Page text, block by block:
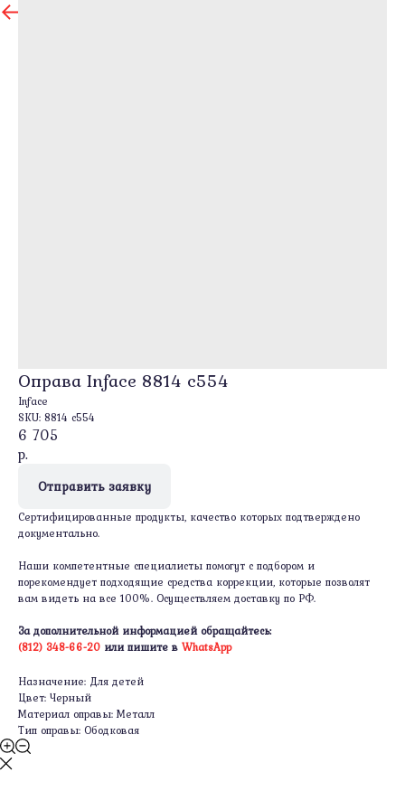
назад
Оправа Inface 8814 c554
Inface
SKU: 8814 c554
6 705
р.
Отправить заявку
Сертифицированные продукты, качество которых подтверждено
документально.
Наши компетентные специалисты помогут с подбором и
порекомендует подходящие средства коррекции, которые позволят
вам видеть на все 100%. Осуществляем доставку по РФ.
За дополнительной информацией обращайтесь:
(812) 348-66-20 или пишите в WhatsApp
Назначение: Для детей
Цвет: Черный
Материал оправы: Металл
Тип оправы: Ободковая